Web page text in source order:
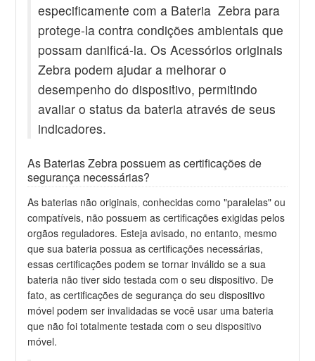
especificamente com a Bateria Zebra para
protege-la contra condições ambientais que
possam danificá-la. Os Acessórios originais
Zebra podem ajudar a melhorar o
desempenho do dispositivo, permitindo
avaliar o status da bateria através de seus
indicadores.
As Baterias Zebra possuem as certificações de
segurança necessárias?
As baterias não originais, conhecidas como "paralelas" ou
compatíveis, não possuem as certificações exigidas pelos
orgãos reguladores. Esteja avisado, no entanto, mesmo
que sua bateria possua as certificações necessárias,
essas certificações podem se tornar inválido se a sua
bateria não tiver sido testada com o seu dispositivo. De
fato, as certificações de segurança do seu dispositivo
móvel podem ser invalidadas se você usar uma bateria
que não foi totalmente testada com o seu dispositivo
móvel.